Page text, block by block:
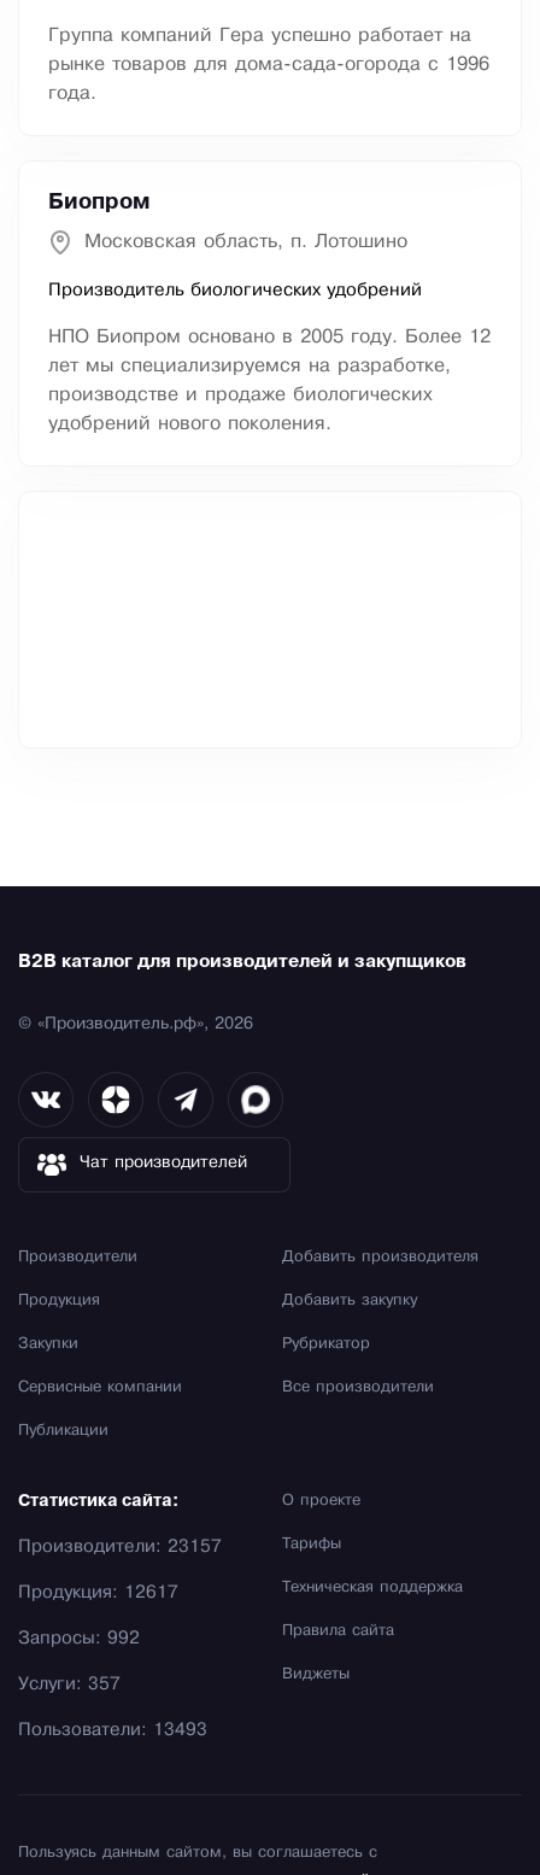
Группа компаний Гера успешно работает на
рынке товаров для дома-сада-огорода с 1996
года.
Биопром
Московская область, п. Лотошино
Производитель биологических удобрений
НПО Биопром основано в 2005 году. Более 12
лет мы специализируемся на разработке,
производстве и продаже биологических
удобрений нового поколения.
B2B каталог для производителей и закупщиков
© «Производитель.рф», 2026
Чат производителей
Производители
Продукция
Закупки
Сервисные компании
Публикации
Добавить производителя
Добавить закупку
Рубрикатор
Все производители
О проекте
Тарифы
Техническая поддержка
Правила сайта
Виджеты
Статистика сайта:
Производители: 23157
Продукция: 12617
Запросы: 992
Услуги: 357
Пользователи: 13493
Пользуясь данным сайтом, вы соглашаетесь с